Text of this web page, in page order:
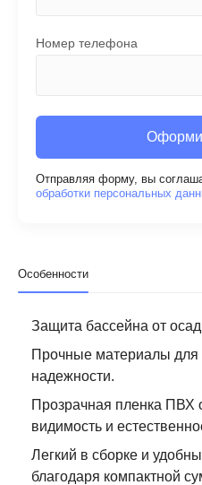
Номер телефона
Отправляя форму, вы
обработки персональных
Особенности
Защита бассейна от
Прочные материалы для
надежности.
Прозрачная пленка ПВХ
видимость и
Легкий в сборке и
благодаря компактной